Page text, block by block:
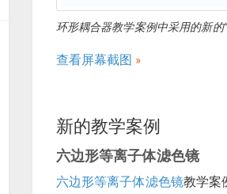
环形耦合器教学案例中采用的新的
查看屏幕截图
新的教学案例
六边形等离子体滤色镜
六边形等离子体滤色镜教学案